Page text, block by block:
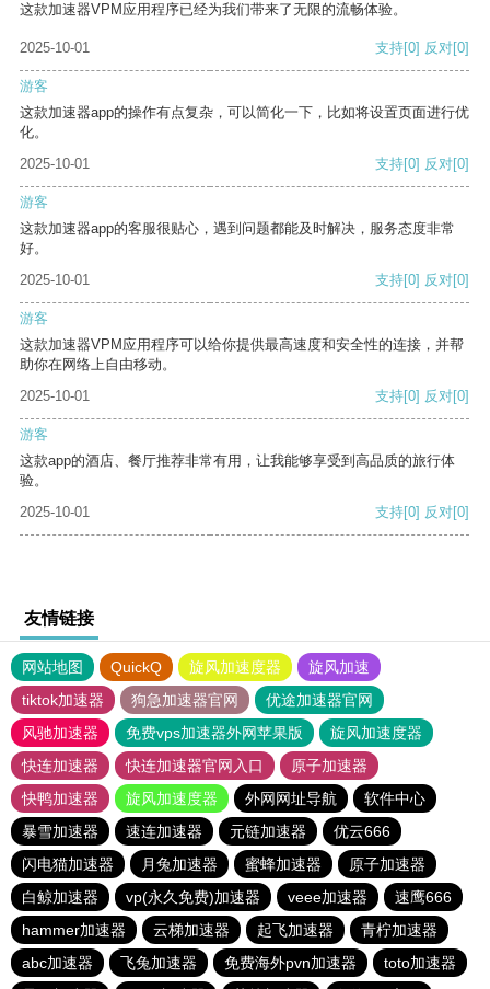
这款加速器VPM应用程序已经为我们带来了无限的流畅体验。
2025-10-01 支持[0] 反对[0]
游客
这款加速器app的操作有点复杂，可以简化一下，比如将设置页面进行优
化。
2025-10-01
支持[0] 反对[0]
游客
这款加速器app的客服很贴心，遇到问题都能及时解决，服务态度非常
好。
2025-10-01
支持[0] 反对[0]
游客
这款加速器VPM应用程序可以给你提供最高速度和安全性的连接，并帮
助你在网络上自由移动。
2025-10-01
支持[0] 反对[0]
游客
这款app的酒店、餐厅推荐非常有用，让我能够享受到高品质的旅行体
验。
2025-10-01
支持[0] 反对[0]
友情链接
网站地图 QuickQ 旋风加速度器
旋风加速
tiktok加速器
狗急加速器官网
优途加速器官网
风驰加速器
免费vps加速器外网苹果版
旋风加速度器
快连加速器
快连加速器官网入口
原子加速器
快鸭加速器
旋风加速度器 外网网址导航
软件中心
暴雪加速器
速连加速器 元链加速器
优云666
闪电猫加速器
月兔加速器 蜜蜂加速器
原子加速器
白鲸加速器
vp(永久免费)加速器 veee加速器
速鹰666
hammer加速器
云梯加速器 起飞加速器
青柠加速器
abc加速器
飞兔加速器 免费海外pvn加速器
toto加速器